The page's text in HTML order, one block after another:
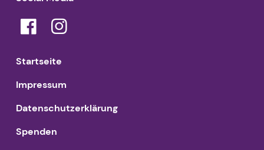
Startseite
Impressum
Datenschutzerklärung
Spenden